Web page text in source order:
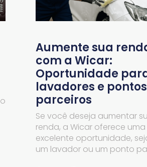
Aumente sua
com a Wicar:
Oportunidade
lavadores e pontos
parceiros
Se você deseja aumentar
renda, a Wicar oferece uma
excelente oportunidade,
um lavador ou um ponto